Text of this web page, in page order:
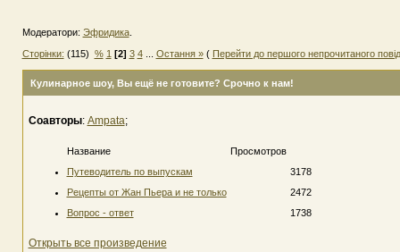
Модератори: Эфридика.
Сторінки: (115) % 1 [2] 3 4... Остання »( Перейти до першого непрочитаного
Кулинарное шоу, Вы ещё не готовите? Срочно к нам!
Соавторы: Ampata;
Название
Просмотров
Путеводитель по выпускам
3178
Рецепты от Жан Пьера и не только
2472
Вопрос - ответ
1738
Открыть все произведение